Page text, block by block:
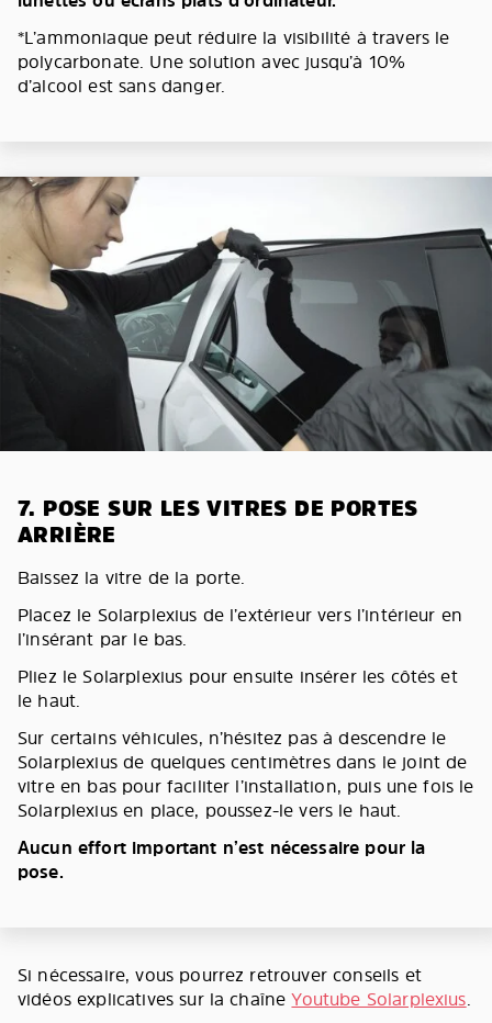
*L’ammoniaque peut réduire la visibilité à travers le
polycarbonate. Une solution avec jusqu’à 10%
d’alcool est sans danger.
7. POSE SUR LES VITRES DE PORTES
ARRIÈRE
Baissez la vitre de la porte.
Placez le Solarplexius de l’extérieur vers l’intérieur en
l’insérant par le bas.
Pliez le Solarplexius pour ensuite insérer les côtés et
le haut.
Sur certains véhicules, n’hésitez pas à descendre le
Solarplexius de quelques centimètres dans le joint de
vitre en bas pour faciliter l’installation, puis une fois le
Solarplexius en place, poussez-le vers le haut.
Aucun effort important n’est nécessaire pour la
pose.
Si nécessaire, vous pourrez retrouver conseils et
vidéos explicatives sur la chaîneYoutube Solarplexius.